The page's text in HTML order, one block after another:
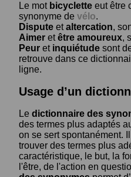
Le mot bicyclette eut être
synonyme de vélo.
Dispute etaltercation,
Aimer etêtre amoureux,
Peur et inquiétude sont
retrouve dans ce
ligne.
Usage d’un
Le dictionnaire des
des termes plus adaptés
on se sert spontanément.
trouver des termes plus
caractéristique, le but, la
l'être, de l'action en